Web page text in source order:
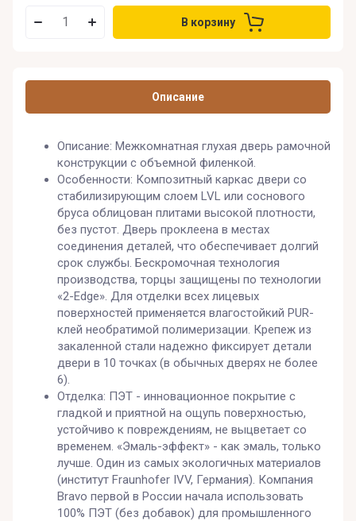
В корзину
Описание
Описание: Межкомнатная глухая дверь рамочной
конструкции с объемной филенкой.
Особенности: Композитный каркас двери со
стабилизирующим слоем LVL или соснового
бруса облицован плитами высокой плотности,
без пустот. Дверь проклеена в местах
соединения деталей, что обеспечивает долгий
срок службы. Бескромочная технология
производства, торцы защищены по технологии
«2-Edge». Для отделки всех лицевых
поверхностей применяется влагостойкий PUR-
клей необратимой полимеризации. Крепеж из
закаленной стали надежно фиксирует детали
двери в 10 точках (в обычных дверях не более
6).
Отделка: ПЭТ - инновационное покрытие c
гладкой и приятной на ощупь поверхностью,
устойчиво к повреждениям, не выцветает со
временем. «Эмаль-эффект» - как эмаль, только
лучше. Один из самых экологичных материалов
(институт Fraunhofer IVV, Германия). Компания
Bravo первой в России начала использовать
100% ПЭТ (без добавок) для промышленного